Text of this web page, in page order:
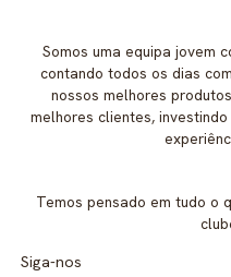
Somos uma equipa jovem
contando todos os dias
nossos melhores
melhores clientes,
Temos pensado em tudo o
Siga-nos